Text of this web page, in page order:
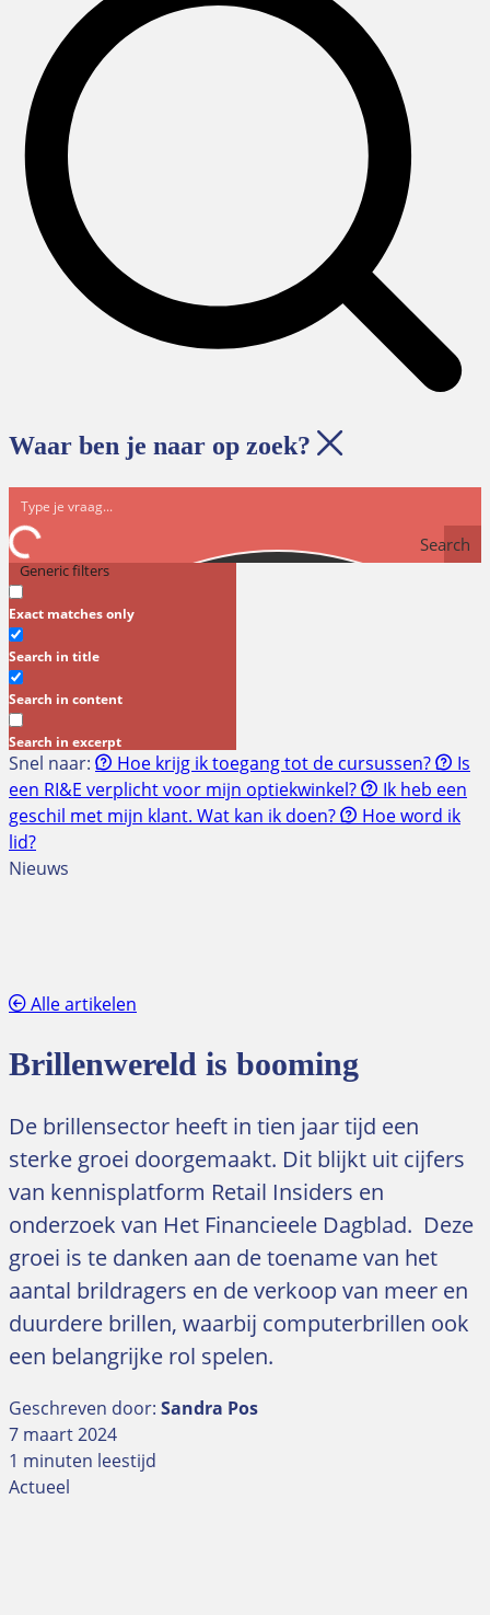
Waar ben je naar op zoek?
Search
Generic filters
Exact matches only
Search in title
Search in content
Search in excerpt
Snel naar: Hoe krijg ik toegang tot de cursussen?
Is
een RI&E verplicht voor mijn optiekwinkel?
Ik heb een
geschil met mijn klant. Wat kan ik doen?
Hoe word ik
lid?
Nieuws
Alle artikelen
Brillenwereld is booming
De brillensector heeft in tien jaar tijd een
sterke groei doorgemaakt. Dit blijkt uit cijfers
van kennisplatform Retail Insiders en
onderzoek van Het Financieele Dagblad. Deze
groei is te danken aan de toename van het
aantal brildragers en de verkoop van meer en
duurdere brillen, waarbij computerbrillen ook
een belangrijke rol spelen.
Geschreven door: Sandra Pos
7 maart 2024
1 minuten leestijd
Actueel